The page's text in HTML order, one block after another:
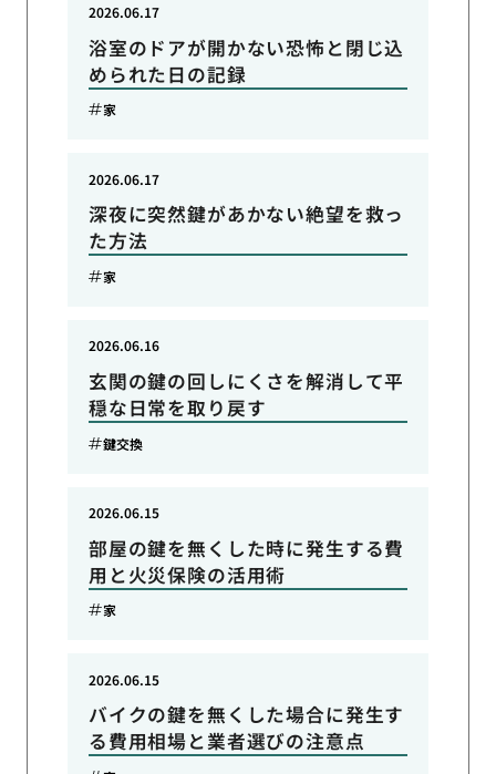
浴室のドアが開かない恐怖と閉じ込
められた日の記録
2026.06.17
家
深夜に突然鍵があかない絶望を救っ
た方法
2026.06.17
家
玄関の鍵の回しにくさを解消して平
穏な日常を取り戻す
2026.06.16
鍵交換
部屋の鍵を無くした時に発生する費
用と火災保険の活用術
2026.06.15
家
バイクの鍵を無くした場合に発生す
る費用相場と業者選びの注意点
2026.06.15